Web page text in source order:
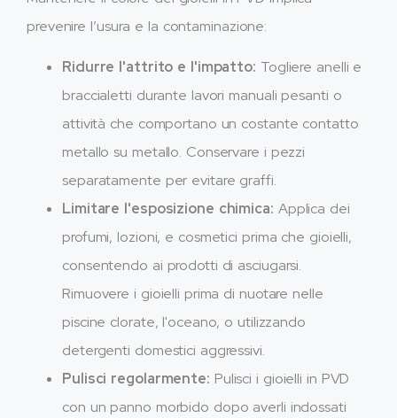
prevenire l’usura e la contaminazione:
Ridurre l'attrito e l'impatto: Togliere anelli e
braccialetti durante lavori manuali pesanti o
attività che comportano un costante contatto
metallo su metallo. Conservare i pezzi
separatamente per evitare graffi.
Limitare l'esposizione chimica: Applica dei
profumi, lozioni, e cosmetici prima che gioielli,
consentendo ai prodotti di asciugarsi.
Rimuovere i gioielli prima di nuotare nelle
piscine clorate, l'oceano, o utilizzando
detergenti domestici aggressivi.
Pulisci regolarmente: Pulisci i gioielli in PVD
con un panno morbido dopo averli indossati